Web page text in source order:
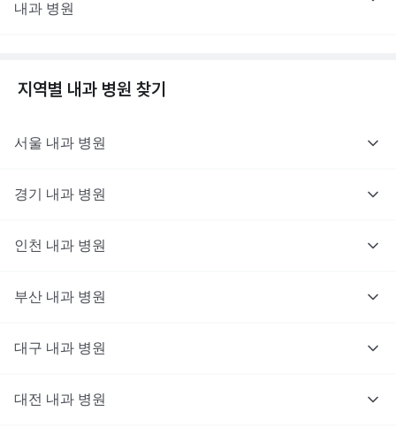
내과 병원
지역별 내과 병원 찾기
서울 내과 병원
경기 내과 병원
인천 내과 병원
부산 내과 병원
대구 내과 병원
대전 내과 병원